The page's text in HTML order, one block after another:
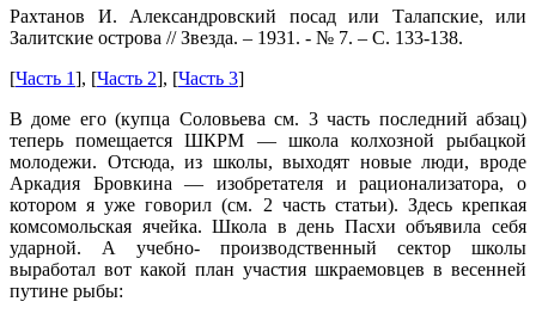
Рахтанов И. Александровский посад или Талапские, или
Залитские острова // Звезда. – 1931. - № 7. – С. 133-138.
[Часть 1], [Часть 2], [Часть 3]
В доме его (купца Соловьева см. 3 часть последний абзац)
теперь помещается ШКРМ — школа колхоз­ной рыбацкой
молодежи. Отсюда, из школы, выходят новые люди, вроде
Аркадия Бровкина — изобретателя и рационализатора, о
котором я уже говорил (см. 2 часть статьи). Здесь крепкая
комсомольская ячейка. Школа в день Пасхи объявила себя
ударной. А учебно- производственный сектор школы
выработал вот какой план участия шкраемовцев в весенней
путине рыбы: